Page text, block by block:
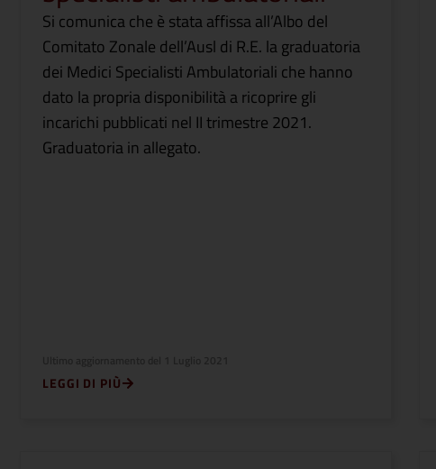
Si comunica che è stata affissa all’Albo del
Comitato Zonale dell’Ausl di R.E. la graduatoria
dei Medici Specialisti Ambulatoriali che hanno
dato la propria disponibilità a ricoprire gli
incarichi pubblicati nel II trimestre 2021.
Graduatoria in allegato.
LEGGI DI PIÙ